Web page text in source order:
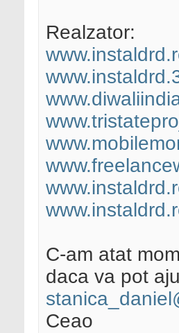
Realzator:
C-am atat
daca va pot
Ceao